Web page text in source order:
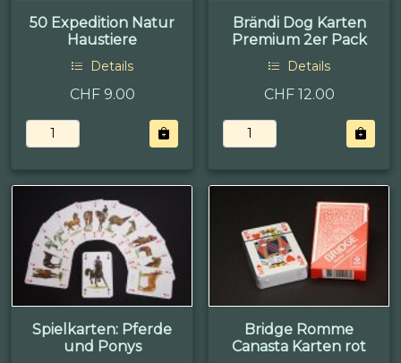
50 Expedition Natur
Haustiere
Details
CHF 9.00
Brändi Dog Karten
Premium 2er Pack
Details
CHF 12.00
Spielkarten: Pferde
und Ponys
Bridge Romme
Canasta Karten rot